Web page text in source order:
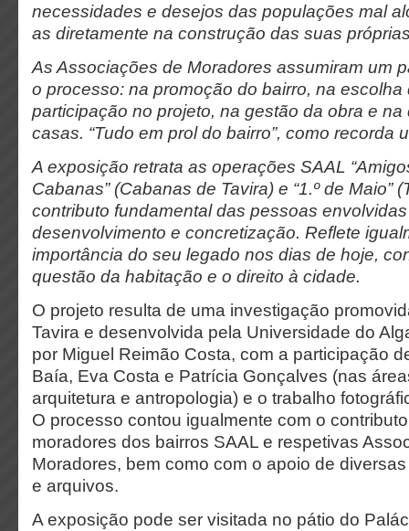
necessidades e desejos das populações mal
as diretamente na construção das suas
As Associações de Moradores assumiram um
o processo: na promoção do bairro, na escolha
participação no projeto, na gestão da obra e na
casas. “Tudo em prol do bairro”, como recorda
A exposição retrata as operações SAAL
Cabanas” (Cabanas de Tavira) e “1.º de Maio”
contributo fundamental das pessoas
desenvolvimento e concretização. Reflete
importância do seu legado nos dias de hoje,
questão da habitação e o direito à cidade.
O projeto resulta de uma investigação
Tavira e desenvolvida pela Universidade do
por Miguel Reimão Costa, com a participação
Baía, Eva Costa e Patrícia Gonçalves (nas
arquitetura e antropologia) e o trabalho
O processo contou igualmente com o
moradores dos bairros SAAL e respetivas
Moradores, bem como com o apoio de
e arquivos.
A exposição pode ser visitada no pátio do